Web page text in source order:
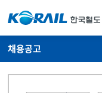
채용공고